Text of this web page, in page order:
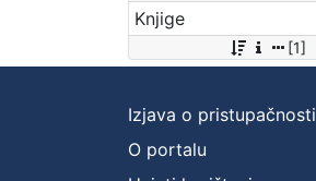
Knjige
[1]
Izjava o pristupačnosti
O portalu